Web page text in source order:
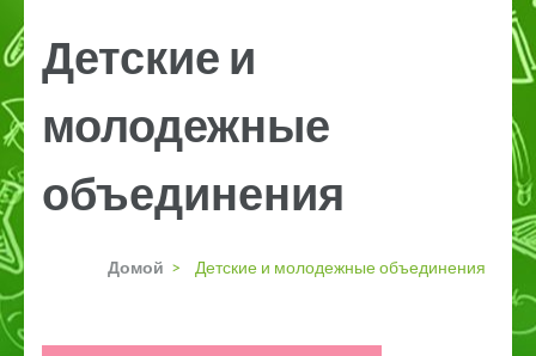
Детские и
молодежные
объединения
Домой > Детские и молодежные объединения